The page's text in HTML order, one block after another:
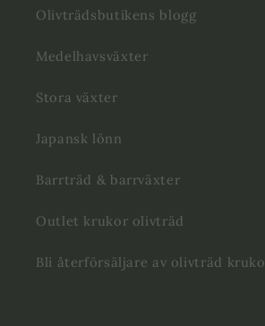
Olivträdsbutikens blogg
Medelhavsväxter
Stora växter
Japansk lönn
Barrträd & barrväxter
Outlet krukor olivträd
Bli återförsäljare av olivträd